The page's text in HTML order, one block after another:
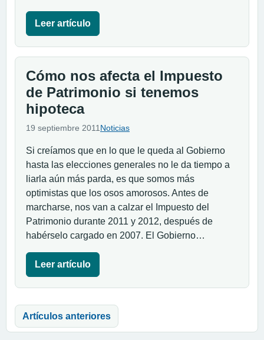
Leer artículo
Cómo nos afecta el Impuesto
de Patrimonio si tenemos
hipoteca
19 septiembre 2011 Noticias
Si creíamos que en lo que le queda al Gobierno
hasta las elecciones generales no le da tiempo a
liarla aún más parda, es que somos más
optimistas que los osos amorosos. Antes de
marcharse, nos van a calzar el Impuesto del
Patrimonio durante 2011 y 2012, después de
habérselo cargado en 2007. El Gobierno…
Leer artículo
Navegación de entradas
Artículos anteriores